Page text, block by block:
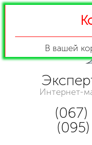
Интернет-
В вашей